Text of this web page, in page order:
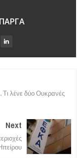
Τι λένε δύο Ουκρανές
Next